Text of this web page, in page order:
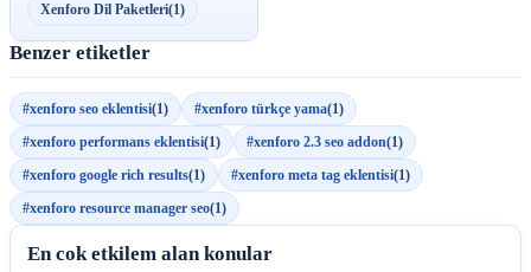
Xenforo Dil Paketleri(1)
Benzer etiketler
#xenforo seo eklentisi(1) #xenforo türkçe yama(1)
#xenforo performans eklentisi(1) #xenforo 2.3 seo addon(1)
#xenforo google rich results(1) #xenforo meta tag eklentisi(1)
#xenforo resource manager seo(1)
En cok etkilem alan konular